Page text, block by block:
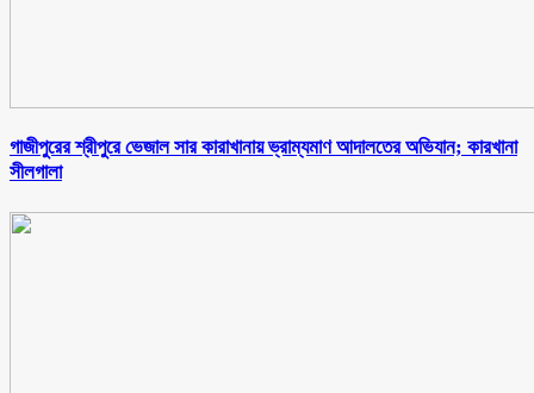
গাজীপুরের শ্রীপুরে ভেজাল সার কারাখানায় ভ্রাম্যমাণ আদালতের অভিযান; কারখানা
সীলগালা